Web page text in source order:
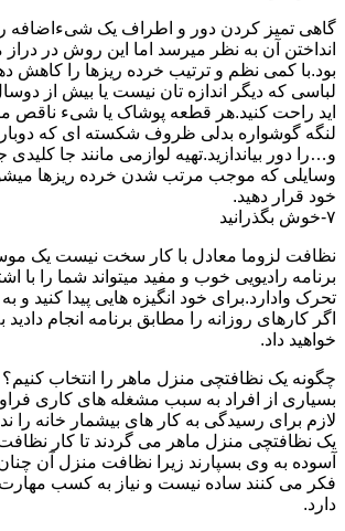
گاهی تمیز کردن دور و اطراف یک شیءاضافه
انداختن آن به نظر میرسد اما این روش در
بود.با کمی نظم و ترتیب خرده ریزها را کاهش
لباسی که دیگر اندازه تان نیست یا بیش از
اید راحت کنید.هر قطعه پوشاک یا شیء ناقص
لنگه گوشواره بدلی ظروف شکسته ای که
و…را دور بیاندازید.تهیه لوازمی مانند جا
وسایلی که موجب مرتب شدن خرده ریزها
خود قرار دهید.
۷-خوش بگذرانید
نظافت لزوما معادل با کار سخت نیست یک
برنامه رادیویی خوب و مفید میتواند شما را با
تحرک وادارد.برای خود انگیزه هایی پیدا کنید و
اگر کارهای روزانه را مطابق برنامه انجام
خواهید داد.
چگونه یک نظافتچی منزل ماهر را انتخاب کنیم؟
بسیاری از افراد به سبب مشغله های کاری
لازم برای رسیدگی به کار های بیشمار خانه را
یک نظافتچی منزل ماهر می گردند تا کار نظافت
آسوده به وی بسپارند زیرا نظافت منزل آن
فکر می کنند ساده نیست و نیاز به کسب مهارت
دارد.